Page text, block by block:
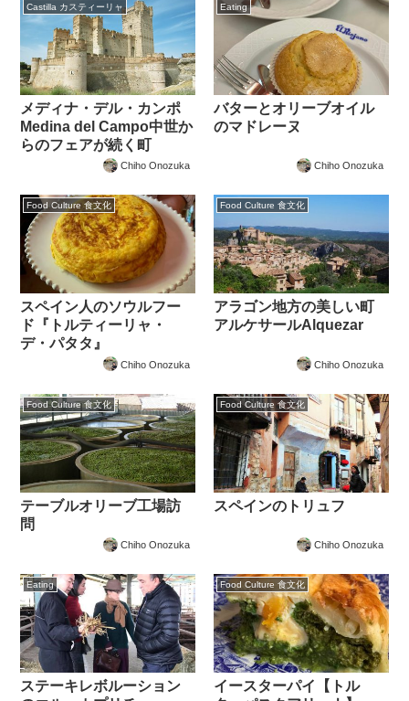
Castilla カスティーリャ
メディナ・デル・カンポ
Medina del Campo中世か
らのフェアが続く町
Chiho Onozuka
Eating
バターとオリーブオイル
のマドレーヌ
Chiho Onozuka
Food Culture 食文化
スペイン人のソウルフー
ド『トルティーリャ・
デ・パタタ』
Chiho Onozuka
Food Culture 食文化
アラゴン地方の美しい町
アルケサールAlquezar
Chiho Onozuka
Food Culture 食文化
テーブルオリーブ工場訪
問
Chiho Onozuka
Food Culture 食文化
スペインのトリュフ
Chiho Onozuka
Eating
ステーキレボルーション
Food Culture 食文化
イースターパイ【トル